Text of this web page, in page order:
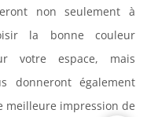
non seulement à
la bonne couleur
votre espace, mais
donneront également
meilleure impression de